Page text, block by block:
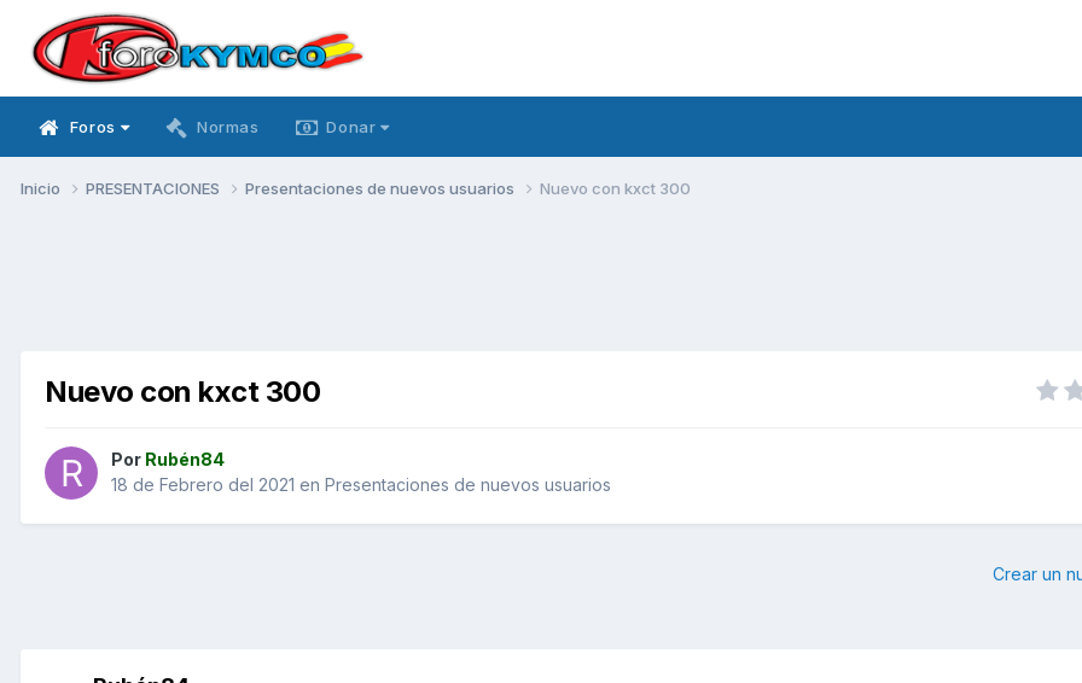
Foros Normas Donar
Inicio PRESENTACIONES Presentaciones de nuevos usuarios Nuevo con kxct 300
Nuevo con kxct 300
Por Rubén84
18 de Febrero del 2021 en Presentaciones de nuevos usuarios
Crear un